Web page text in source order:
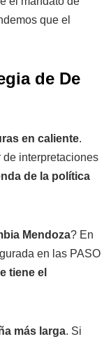
que el
de De
en caliente.
de interpretaciones
de la política
Mendoza? En
en las PASO
tiene el
más larga. Si